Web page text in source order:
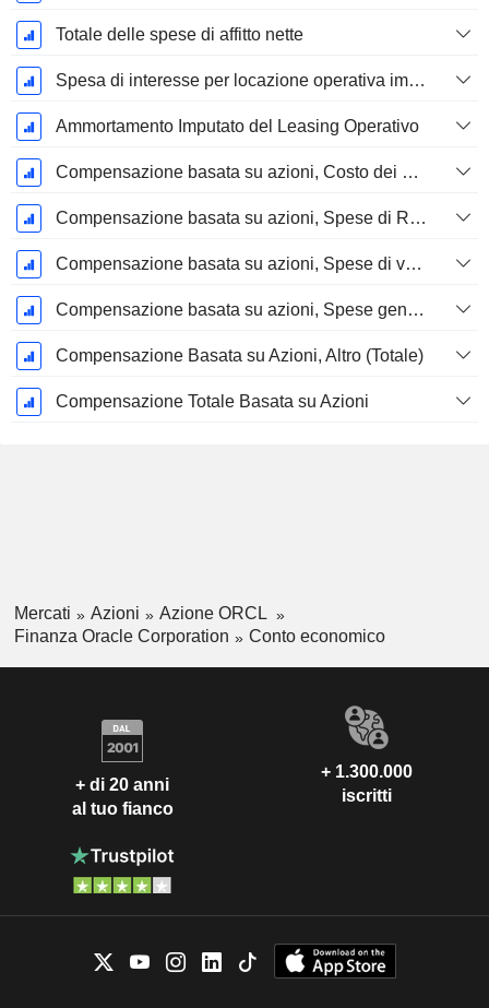
Totale delle spese di affitto nette
Spesa di interesse per locazione operativa imputata
Ammortamento Imputato del Leasing Operativo
Compensazione basata su azioni, Costo dei beni venduti (Totale)
Compensazione basata su azioni, Spese di R&S (Totale)
Compensazione basata su azioni, Spese di vendita e marketing (Totale)
Compensazione basata su azioni, Spese generali e amministrative (Totale)
Compensazione Basata su Azioni, Altro (Totale)
Compensazione Totale Basata su Azioni
Mercati Azioni
Azione ORCL
Finanza Oracle Corporation
Conto economico
+ di 20 anni
al tuo fianco
+ 1.300.000
iscritti